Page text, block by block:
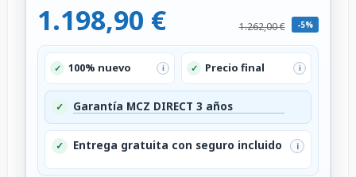
1.198,90 € 1.262,00 € -5%
✓ 100% nuevo i ✓ Precio final i
✓ Garantía MCZ DIRECT 3 años
✓ Entrega gratuita con seguro incluido i